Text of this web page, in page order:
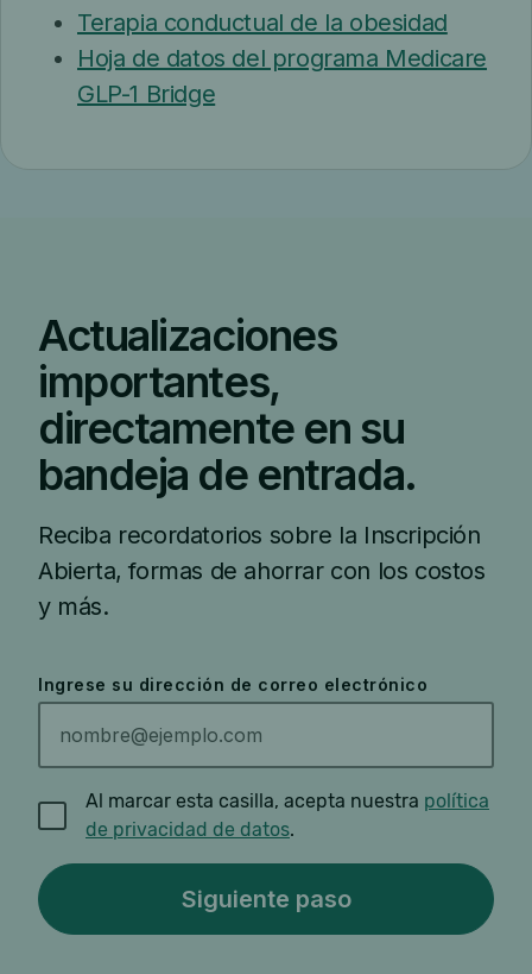
Terapia conductual de la obesidad
Hoja de datos del programa Medicare
GLP-1 Bridge
Actualizaciones
importantes,
directamente en su
bandeja de entrada.
Reciba recordatorios sobre la Inscripción
Abierta, formas de ahorrar con los costos
y más.
Ingrese su dirección de correo electrónico
Al marcar esta casilla, acepta nuestra política
de privacidad de datos.